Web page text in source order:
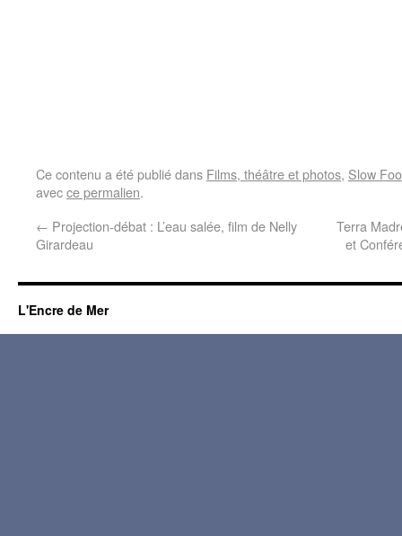
Ce contenu a été publié dans Films, théâtre et photos, Slow
avecce permalien.
← Projection-débat : L’eau salée, film de Nelly
Girardeau
Terra
et
L'Encre de Mer